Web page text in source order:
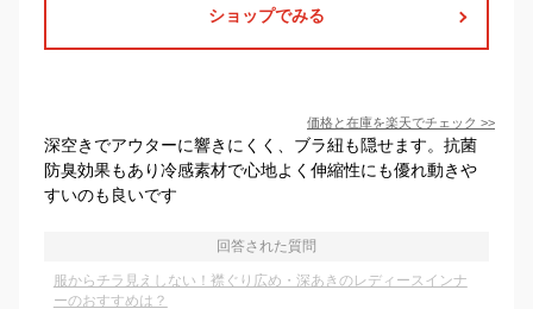
ショップでみる
価格と在庫を楽天でチェック >>
深空きでアウターに響きにくく、ブラ紐も隠せます。抗菌
防臭効果もあり冷感素材で心地よく伸縮性にも優れ動きや
すいのも良いです
回答された質問
服からチラ見えしない！襟ぐり広め・深あきのレディースインナ
ーのおすすめは？